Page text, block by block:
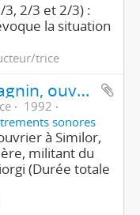
3, 2/3 et 2/3) :
la situation
trice
Interview d' Armand Magnin, ouvrier, puis journaliste, militant du Parti du travail (1ère partie/4)
1992
sonores
à Similor,
militant du
(Durée totale